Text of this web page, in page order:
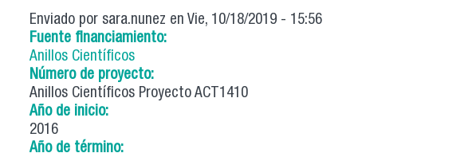
Enviado por sara.nunez en Vie, 10/18/2019 - 15:56
Fuente financiamiento:
Anillos Científicos
Número de proyecto:
Anillos Científicos Proyecto ACT1410
Año de inicio:
2016
Año de término: